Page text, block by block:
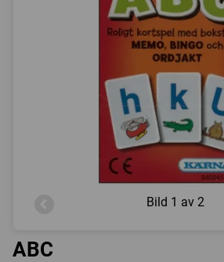
Bild 1 av 2
ABC